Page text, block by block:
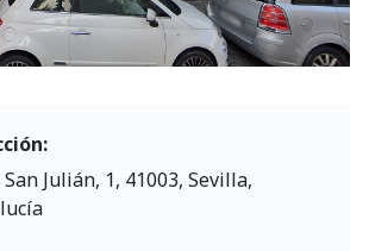
Julián, 1, 41003, Sevilla,